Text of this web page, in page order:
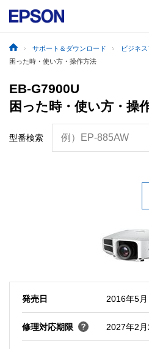
サポート＆ダウンロード ビジネ
困った時・使い方・操作方法
EB-G7900U
困った時・使い方・操
型番検索 例）EP-885AW
発売日 2016年5月
修理対応期限 2027年2月